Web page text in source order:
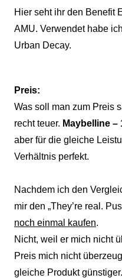
Hier seht ihr den Benefit
AMU. Verwendet habe
Urban Decay.
Preis:
Was soll man zum Preis
recht teuer. Maybelline –
aber für die gleiche
Verhältnis perfekt.
Nachdem ich den
mir den „They’re real.
noch einmal kaufen.
Nicht, weil er mich nicht
Preis mich nicht
gleiche Produkt günstiger.